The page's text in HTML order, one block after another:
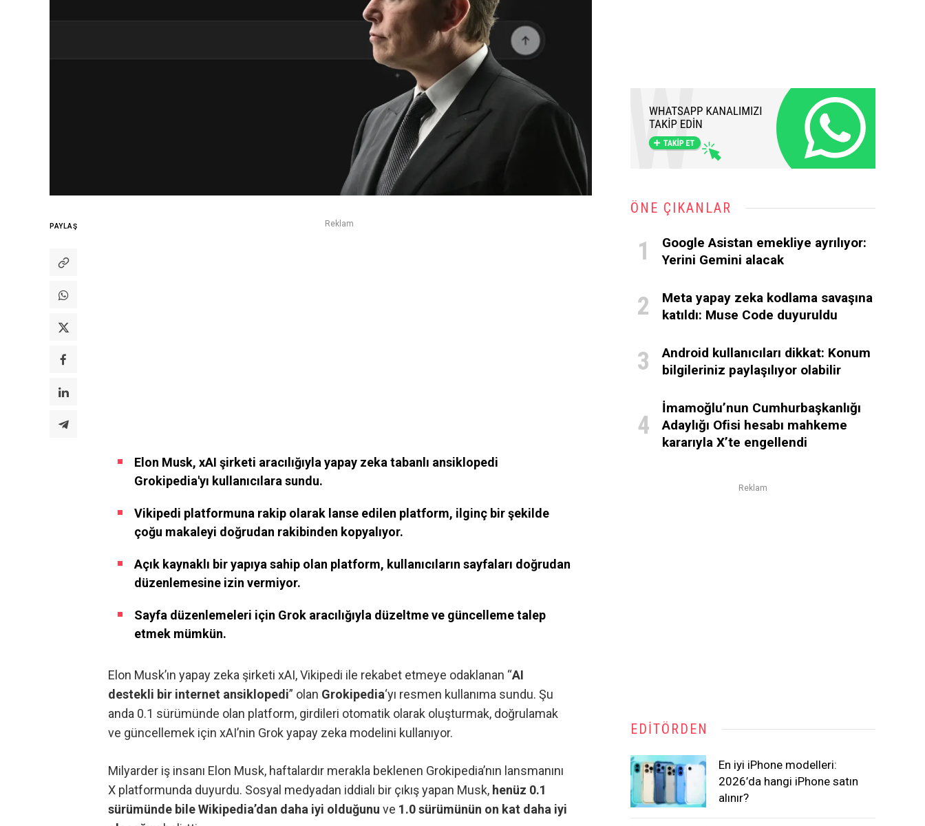
PAYLAŞ Reklam
Elon Musk, xAI şirketi aracılığıyla yapay zeka tabanlı ansiklopedi
Grokipedia'yı kullanıcılara sundu.
Vikipedi platformuna rakip olarak lanse edilen platform, ilginç bir şekilde
çoğu makaleyi doğrudan rakibinden kopyalıyor.
Açık kaynaklı bir yapıya sahip olan platform, kullanıcıların sayfaları doğrudan
düzenlemesine izin vermiyor.
Sayfa düzenlemeleri için Grok aracılığıyla düzeltme ve güncelleme talep
etmek mümkün.
Elon Musk’ın yapay zeka şirketi xAI, Vikipedi ile rekabet etmeye odaklanan “AI
destekli bir internet ansiklopedi” olan Grokipedia‘yı resmen kullanıma sundu. Şu
anda 0.1 sürümünde olan platform, girdileri otomatik olarak oluşturmak, doğrulamak
ve güncellemek için xAI’nin Grok yapay zeka modelini kullanıyor.
Milyarder iş insanı Elon Musk, haftalardır merakla beklenen Grokipedia’nın lansmanını
X platformunda duyurdu. Sosyal medyadan iddialı bir çıkış yapan Musk, henüz 0.1
sürümünde bile Wikipedia’dan daha iyi olduğunu ve 1.0 sürümünün on kat daha iyi
ÖNE ÇIKANLAR
Google Asistan emekliye ayrılıyor:
Yerini Gemini alacak
Meta yapay zeka kodlama savaşına
katıldı: Muse Code duyuruldu
Android kullanıcıları dikkat: Konum
bilgileriniz paylaşılıyor olabilir
İmamoğlu’nun Cumhurbaşkanlığı
Adaylığı Ofisi hesabı mahkeme
kararıyla X’te engellendi
Reklam
EDITÖRDEN
En iyi iPhone modelleri:
2026’da hangi iPhone satın
alınır?